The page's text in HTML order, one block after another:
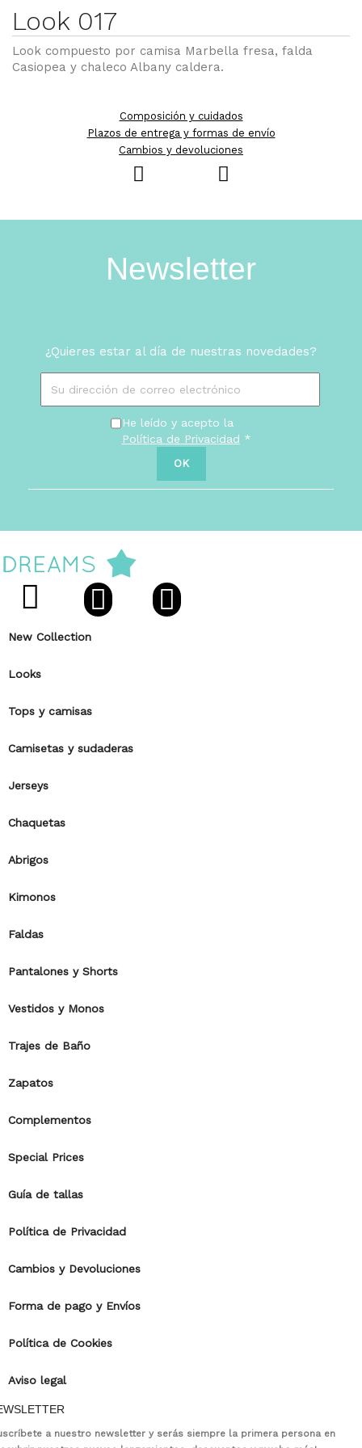
Look 017
Look compuesto por camisa Marbella fresa, falda
Casiopea y chaleco Albany caldera.
Composición y cuidados
Plazos de entrega y formas de envío
Cambios y devoluciones
Newsletter
¿Quieres estar al día de nuestras novedades?
He leído y acepto la
Política de Privacidad *
New Collection
Looks
Tops y camisas
Camisetas y sudaderas
Jerseys
Chaquetas
Abrigos
Kimonos
Faldas
Pantalones y Shorts
Vestidos y Monos
Trajes de Baño
Zapatos
Complementos
Special Prices
Guía de tallas
Política de Privacidad
Cambios y Devoluciones
Forma de pago y Envíos
Política de Cookies
Aviso legal
a nuestro newsletter y serás siempre la primera persona en